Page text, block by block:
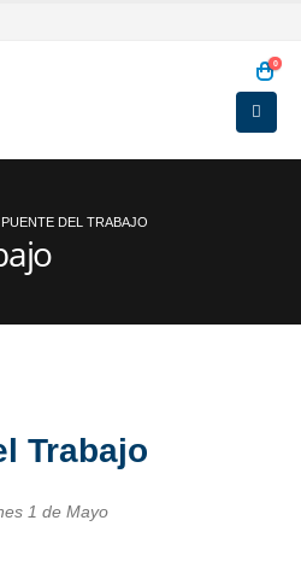
0
PUENTE DEL TRABAJO
Trabajo
1 de Mayo